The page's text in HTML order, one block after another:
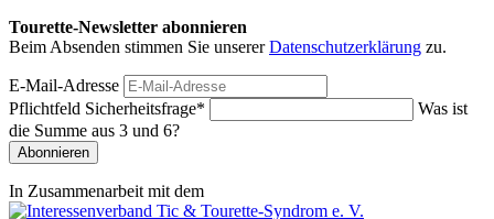
Tourette-Newsletter abonnieren
Beim Absenden stimmen Sie unsererDatenschutzerklärung zu.
E-Mail-Adresse
Pflichtfeld Sicherheitsfrage*
Was ist
die Summe aus 3 und 6?
Abonnieren
In Zusammenarbeit mit dem